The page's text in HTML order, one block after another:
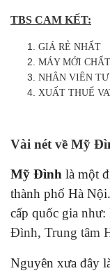
TBS CAM KẾT:
GIÁ RẺ NHẤT
MÁY MỚI
NHÂN VIÊN
XUẤT THUẾ
Vài nét về Mỹ
Mỹ Đình là một
thành phố Hà
cấp quốc gia như:
Đình, Trung tâm
Nguyên xưa đây